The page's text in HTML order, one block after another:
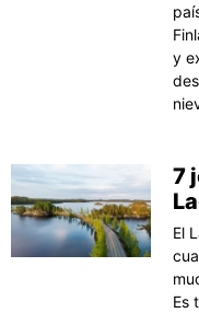
y
7
El
Es